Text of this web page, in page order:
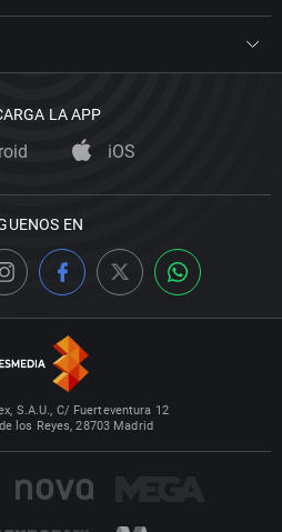
LA APP
iOS
EN
S.A.U., C/ Fuerteventura 12
los Reyes, 28703 Madrid